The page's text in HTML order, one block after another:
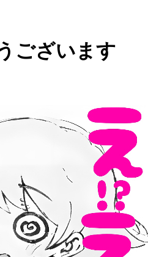
ございます